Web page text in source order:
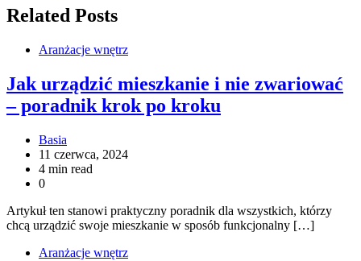
Related Posts
Aranżacje wnętrz
Jak urządzić mieszkanie i nie zwariować
– poradnik krok po kroku
Basia
11 czerwca, 2024
4 min read
0
Artykuł ten stanowi praktyczny poradnik dla wszystkich, którzy
chcą urządzić swoje mieszkanie w sposób funkcjonalny […]
Aranżacje wnętrz